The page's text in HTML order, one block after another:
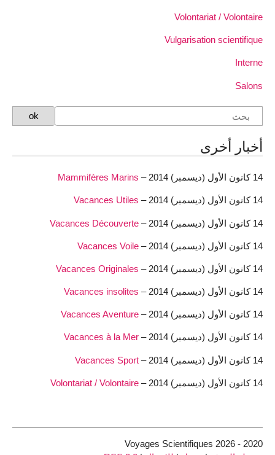
Volontariat / Volontaire
Vulgarisation scientifique
Interne
Salons
أخبار أخرى
14 كانون الأول (ديسمبر) 2014 – Mammifères Marins
14 كانون الأول (ديسمبر) 2014 – Vacances Utiles
14 كانون الأول (ديسمبر) 2014 – Vacances Découverte
14 كانون الأول (ديسمبر) 2014 – Vacances Voile
14 كانون الأول (ديسمبر) 2014 – Vacances Originales
14 كانون الأول (ديسمبر) 2014 – Vacances insolites
14 كانون الأول (ديسمبر) 2014 – Vacances Aventure
14 كانون الأول (ديسمبر) 2014 – Vacances à la Mer
14 كانون الأول (ديسمبر) 2014 – Vacances Sport
14 كانون الأول (ديسمبر) 2014 – Volontariat / Volontaire
2020 - 2026 Voyages Scientifiques